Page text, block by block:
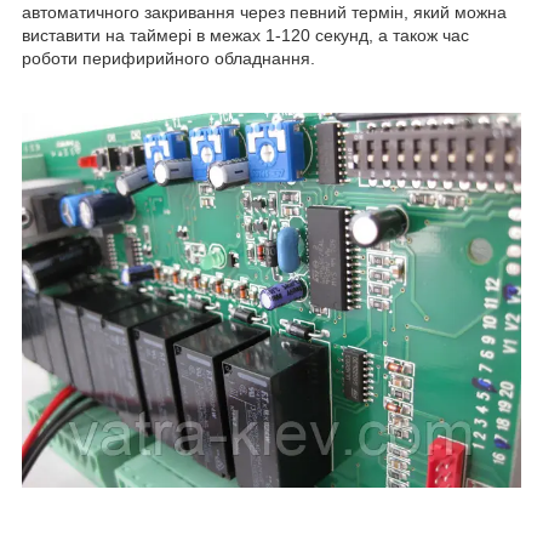
автоматичного закривання через певний термін, який можна
виставити на таймері в межах 1-120 секунд, а також час
роботи перифирийного обладнання.